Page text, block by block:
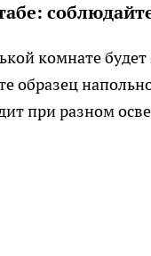
комнате
образец
при разном